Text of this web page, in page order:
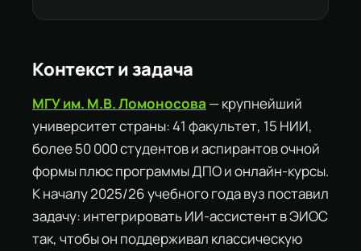
Контекст и задача
МГУ им. М.В. Ломоносова — крупнейший
университет страны: 41 факультет, 15 НИИ,
более 50 000 студентов и аспирантов очной
формы плюс программы ДПО и онлайн-курсы.
К началу 2025/26 учебного года вуз поставил
задачу: интегрировать ИИ-ассистент в ЭИОС
так, чтобы он поддерживал классическую